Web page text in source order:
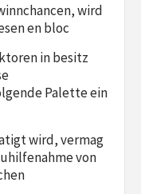
wird
en bloc
in besitz
Palette ein
wird, vermag
von